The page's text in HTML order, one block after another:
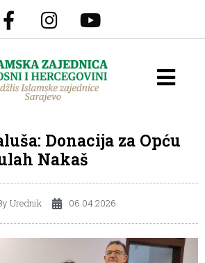
Donacija za Opću
Nakaš
Urednik 06.04.2026.